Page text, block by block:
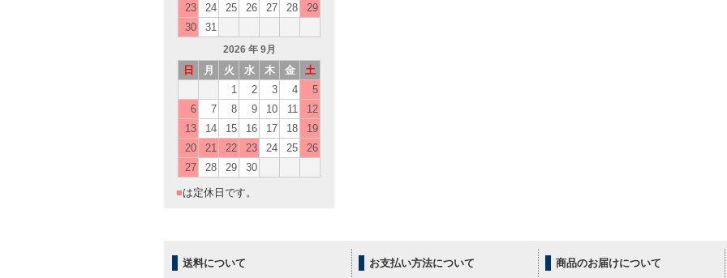
23
24 25 26 27 28
29
30
31
2026 年 9月
日 月 火 水 木 金
土
1
2 3 4
5
6
7 8 9 10 11
12
13
14 15 16 17 18
19
20
21 22 23 24 25
26
27
28 29 30
■は定休日です。
送料について お支払い方法について 商品のお届けについて